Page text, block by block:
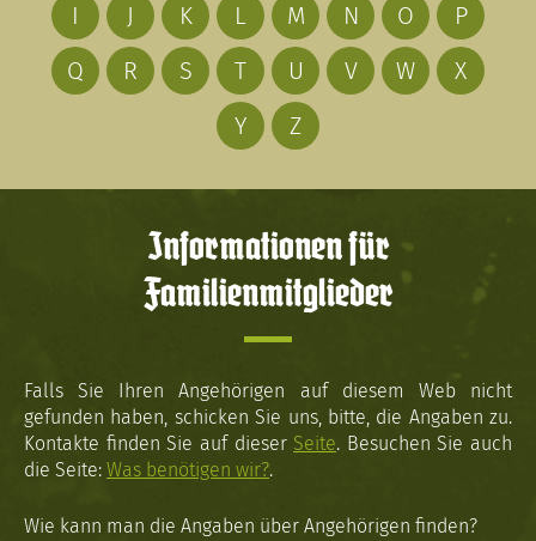
I
J K L M N O
P
Q
R S T U V W
X
Y
Z
Informationen für
Familienmitglieder
Falls Sie Ihren Angehörigen auf diesem Web nicht
gefunden haben, schicken Sie uns, bitte, die Angaben zu.
Kontakte finden Sie auf dieser Seite. Besuchen Sie auch
die Seite: Was benötigen wir?.
Wie kann man die Angaben über Angehörigen finden?